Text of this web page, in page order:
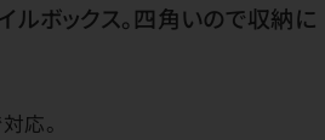
ルボックス。四角いので収納に
応。